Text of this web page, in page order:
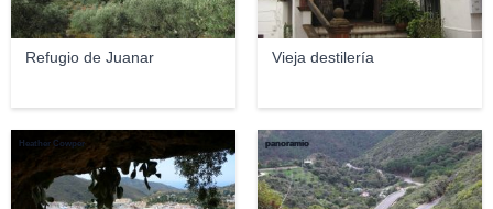
Refugio de Juanar Vieja destilería
Heather Cowper panoramio